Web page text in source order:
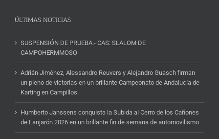
ÚLTIMAS NOTICIAS
SUSPENSIÓN DE PRUEBA.- CAS: SLALOM DE
CAMPOHERMMOSO
Adrián Jiménez, Alessandro Reuvers y Alejandro Guasch firman
un pleno de victorias en un brillante Campeonato de Andalucía de
Karting en Campillos
Humberto Janssens conquista la Subida al Cerro de los Cañones
de Lanjarón 2026 en un brillante fin de semana de automovilismo